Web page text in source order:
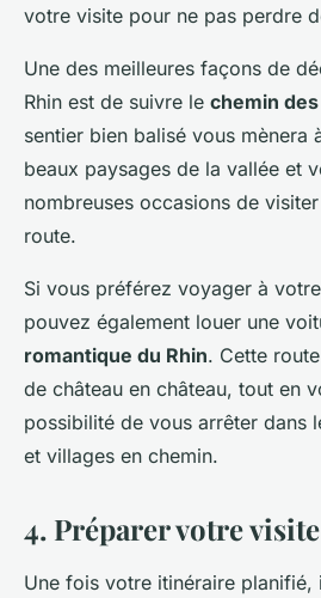
votre visite pour ne pas perdre
Une des meilleures façons de
Rhin est de suivre le chemin
sentier bien balisé vous mènera
beaux paysages de la vallée et
nombreuses occasions de
route.
Si vous préférez voyager à
pouvez également louer une
romantique du Rhin. Cette
de château en château, tout en
possibilité de vous arrêter dans
et villages en chemin.
4. Préparer votre visite
Une fois votre itinéraire planifié,